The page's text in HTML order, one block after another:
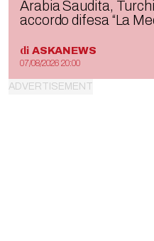
Arabia Saudita,
accordo difesa “La
di ASKANEWS
07/08/2026 20:00